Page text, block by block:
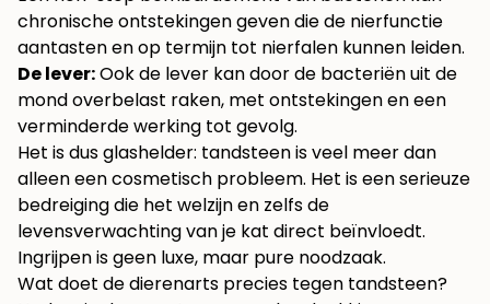
chronische ontstekingen geven die de nierfunctie
aantasten en op termijn tot nierfalen kunnen leiden.
De lever:Ook de lever kan door de bacteriën uit de
mond overbelast raken, met ontstekingen en een
verminderde werking tot gevolg.
Het is dus glashelder: tandsteen is veel meer dan
alleen een cosmetisch probleem. Het is een serieuze
bedreiging die het welzijn en zelfs de
levensverwachting van je kat direct beïnvloedt.
Ingrijpen is geen luxe, maar pure noodzaak.
Wat doet de dierenarts precies tegen tandsteen?